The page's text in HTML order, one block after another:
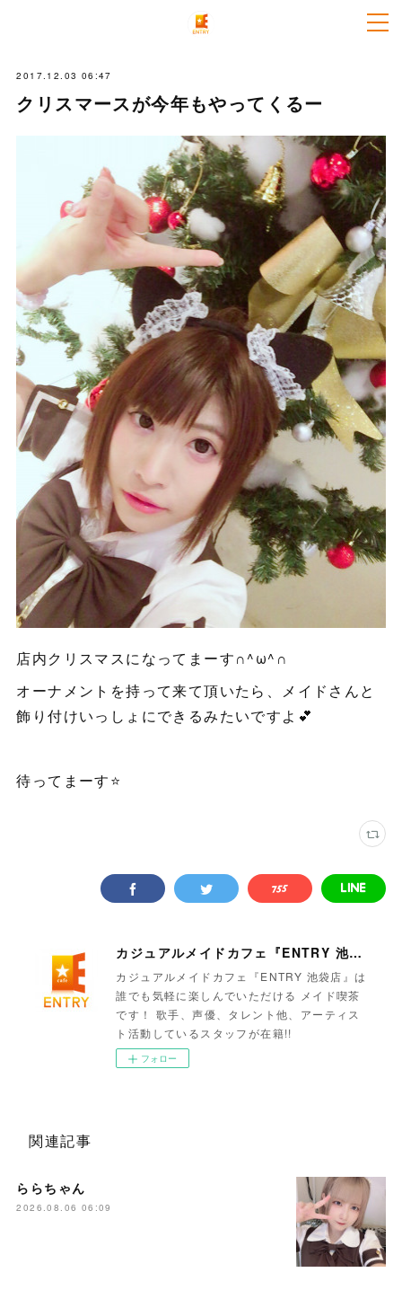
2017.12.03 06:47
クリスマースが今年もやってくるー
店内クリスマスになってまーす∩^ω^∩
オーナメントを持って来て頂いたら、メイドさんと
飾り付けいっしょにできるみたいですよ💕
待ってまーす⭐️
カジュアルメイドカフェ『ENTRY 池袋店』
カジュアルメイドカフェ『ENTRY 池袋店』は
誰でも気軽に楽しんでいただける メイド喫茶
です！ 歌手、声優、タレント他、アーティス
ト活動しているスタッフが在籍!!
フォロー
関連記事
ららちゃん
2026.08.06 06:09